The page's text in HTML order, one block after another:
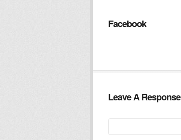
Facebook
Leave A Response